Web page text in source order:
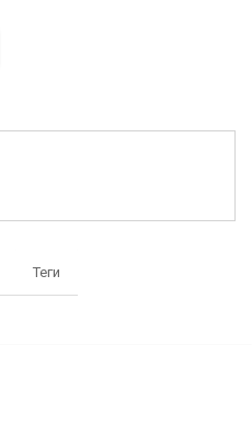
Теги